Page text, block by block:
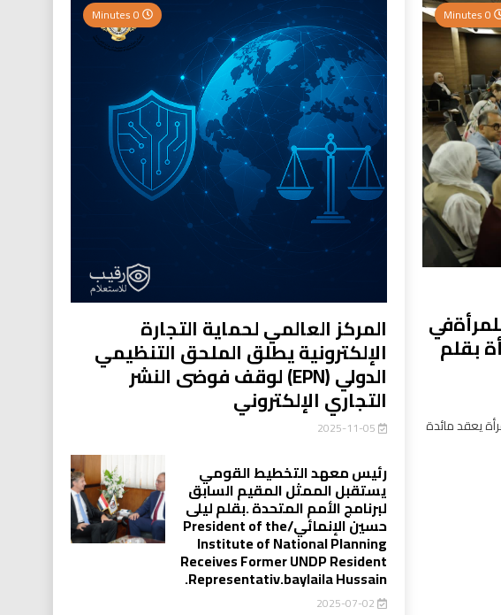
0 Minutes
بقلم
يعقد مائدة
0 Minutes
المركز العالمي لحماية التجارة
الإلكترونية يطلق الملحق التنظيمي
الدولي (EPN) لوقف فوضى النشر
التجاري الإلكتروني
رئيس معهد التخطيط القومي
يستقبل الممثل المقيم السابق
لبرنامج الأمم المتحدة .بقلم ليلى
حسين الإنمائي/President of the
Institute of National Planning
Receives Former UNDP Resident
.Representativ.baylaila Hussain
2025-07-02